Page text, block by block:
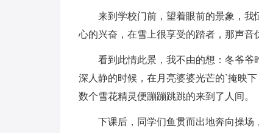
来到学校门前，望着眼前的景象，
心的兴奋，在雪上很享受的踏者，那声音
看到此情此景，我不由的想：冬爷
深人静的时候，在月亮婆婆光芒的`掩映
数个雪花精灵便蹦蹦跳跳的来到了人间。
下课后，同学们鱼贯而出地奔向操场